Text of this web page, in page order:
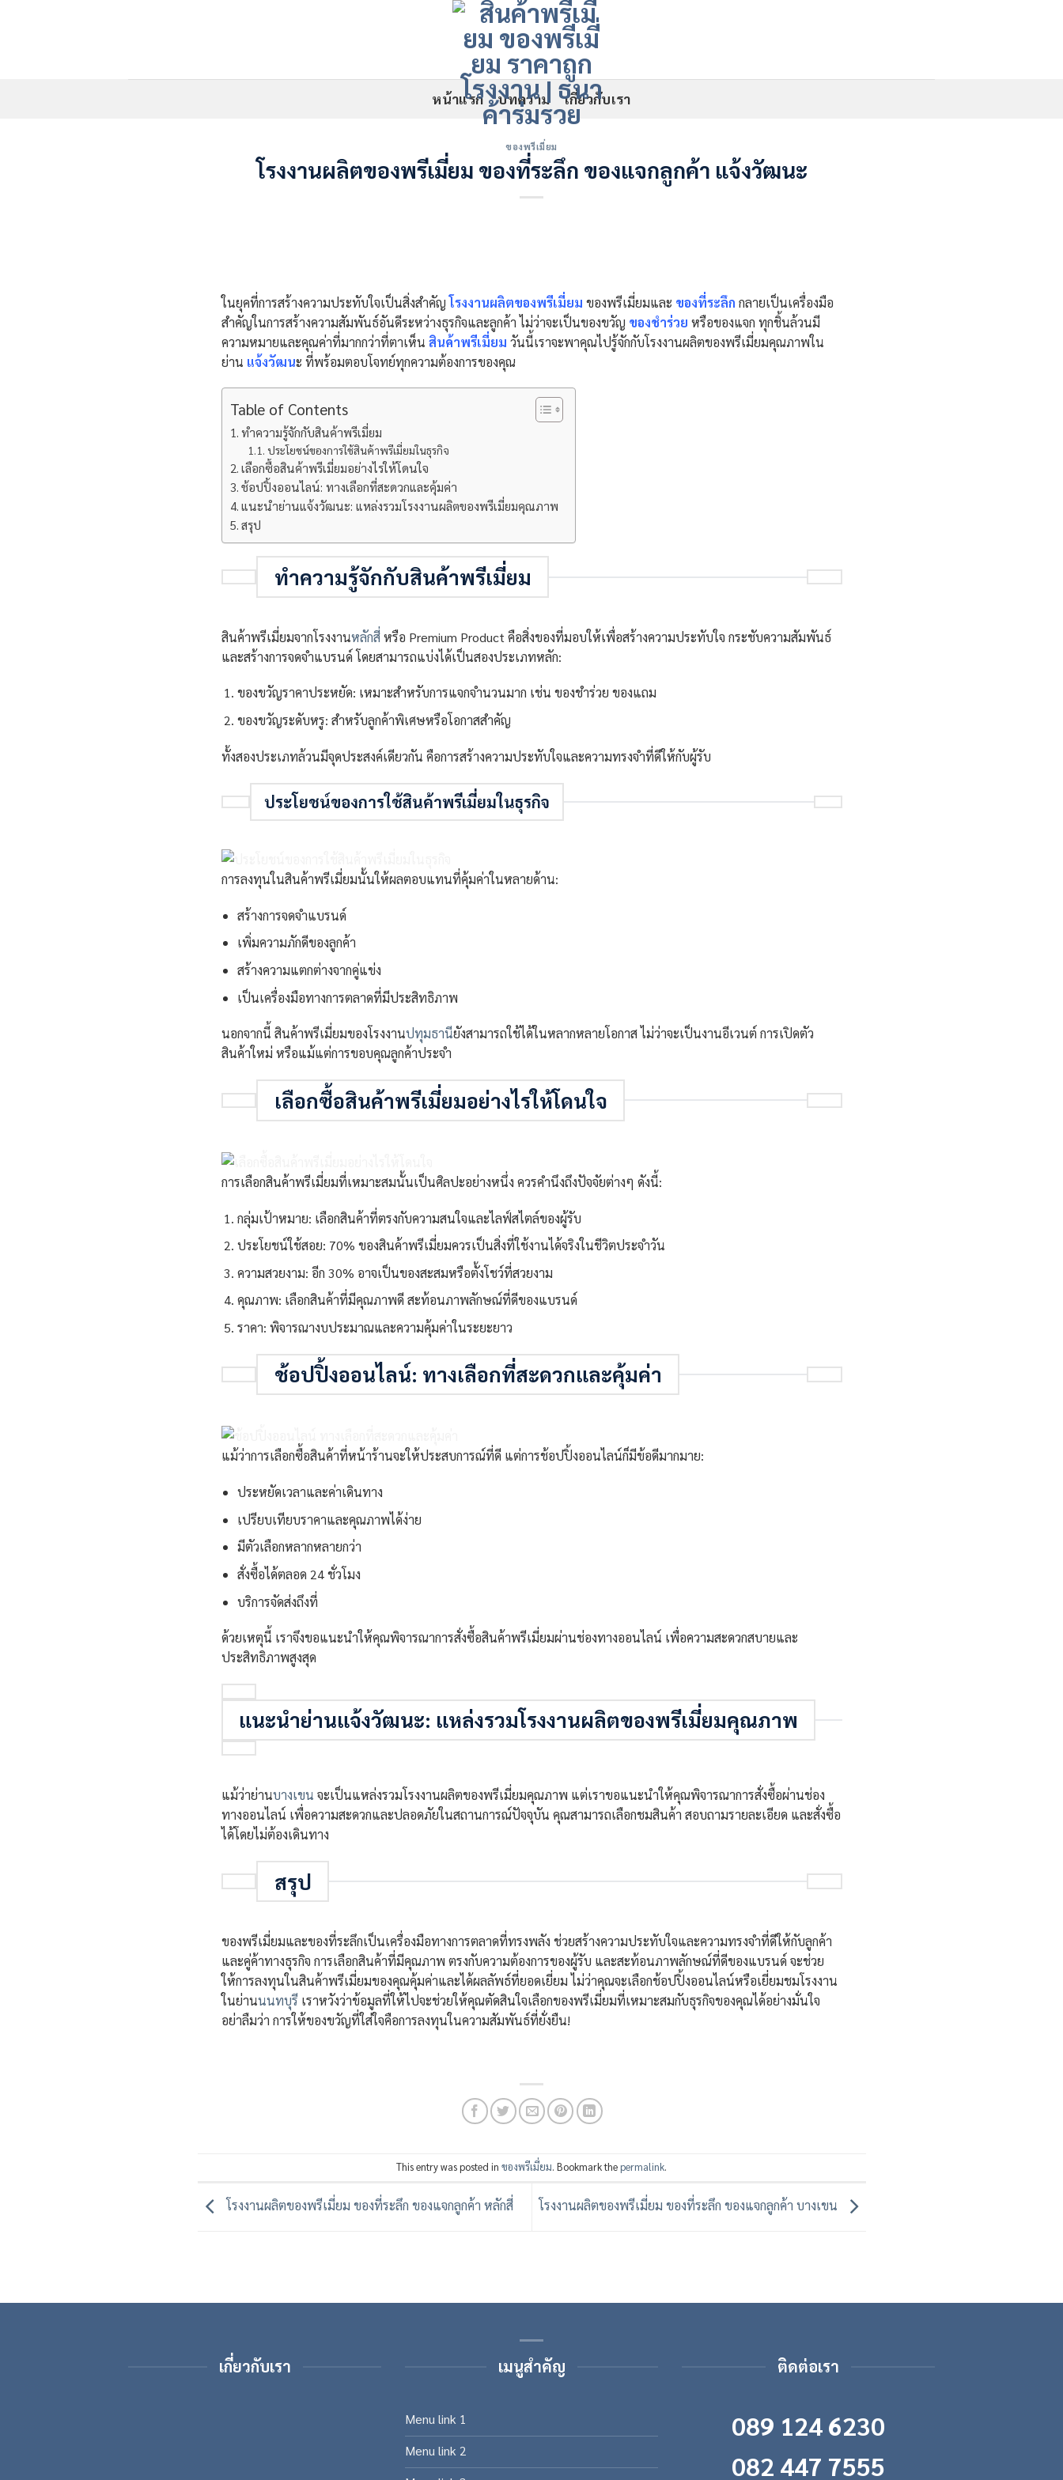
หน้าแรก บทความ เกี่ยวกับเรา
ของพรีเมี่ยม
โรงงานผลิตของพรีเมี่ยม ของที่ระลึก ของแจกลูกค้า แจ้งวัฒนะ
ในยุคที่การสร้างความประทับใจเป็นสิ่งสำคัญโรงงานผลิตของพรีเมี่ยม ของพรีเมี่ยมและ ของที่ระลึก กลายเป็นเครื่องมือ
สำคัญในการสร้างความสัมพันธ์อันดีระหว่างธุรกิจและลูกค้า ไม่ว่าจะเป็นของขวัญ ของชำร่วย หรือของแจก ทุกชิ้นล้วนมี
ความหมายและคุณค่าที่มากกว่าที่ตาเห็น สินค้าพรีเมี่ยม วันนี้เราจะพาคุณไปรู้จักกับโรงงานผลิตของพรีเมี่ยมคุณภาพใน
ย่าน แจ้งวัฒนะ ที่พร้อมตอบโจทย์ทุกความต้องการของคุณ
Table of Contents
ทำความรู้จักกับสินค้าพรีเมี่ยม
ประโยชน์ของการใช้สินค้าพรีเมี่ยมในธุรกิจ
เลือกซื้อสินค้าพรีเมี่ยมอย่างไรให้โดนใจ
ช้อปปิ้งออนไลน์: ทางเลือกที่สะดวกและคุ้มค่า
แนะนำย่านแจ้งวัฒนะ: แหล่งรวมโรงงานผลิตของพรีเมี่ยมคุณภาพ
สรุป
ทำความรู้จักกับสินค้าพรีเมี่ยม
สินค้าพรีเมี่ยมจากโรงงานหลักสี่หรือ Premium Product คือสิ่งของที่มอบให้เพื่อสร้างความประทับใจ กระชับความสัมพันธ์
และสร้างการจดจำแบรนด์ โดยสามารถแบ่งได้เป็นสองประเภทหลัก:
ของขวัญราคาประหยัด: เหมาะสำหรับการแจกจำนวนมาก เช่น ของชำร่วย ของแถม
ของขวัญระดับหรู: สำหรับลูกค้าพิเศษหรือโอกาสสำคัญ
ทั้งสองประเภทล้วนมีจุดประสงค์เดียวกัน คือการสร้างความประทับใจและความทรงจำที่ดีให้กับผู้รับ
ประโยชน์ของการใช้สินค้าพรีเมี่ยมในธุรกิจ
การลงทุนในสินค้าพรีเมี่ยมนั้นให้ผลตอบแทนที่คุ้มค่าในหลายด้าน:
สร้างการจดจำแบรนด์
เพิ่มความภักดีของลูกค้า
สร้างความแตกต่างจากคู่แข่ง
เป็นเครื่องมือทางการตลาดที่มีประสิทธิภาพ
นอกจากนี้ สินค้าพรีเมี่ยมของโรงงานปทุมธานียังสามารถใช้ได้ในหลากหลายโอกาส ไม่ว่าจะเป็นงานอีเวนต์ การเปิดตัว
สินค้าใหม่ หรือแม้แต่การขอบคุณลูกค้าประจำ
เลือกซื้อสินค้าพรีเมี่ยมอย่างไรให้โดนใจ
การเลือกสินค้าพรีเมี่ยมที่เหมาะสมนั้นเป็นศิลปะอย่างหนึ่ง ควรคำนึงถึงปัจจัยต่างๆ ดังนี้:
กลุ่มเป้าหมาย: เลือกสินค้าที่ตรงกับความสนใจและไลฟ์สไตล์ของผู้รับ
ประโยชน์ใช้สอย: 70% ของสินค้าพรีเมี่ยมควรเป็นสิ่งที่ใช้งานได้จริงในชีวิตประจำวัน
ความสวยงาม: อีก 30% อาจเป็นของสะสมหรือตั้งโชว์ที่สวยงาม
คุณภาพ: เลือกสินค้าที่มีคุณภาพดี สะท้อนภาพลักษณ์ที่ดีของแบรนด์
ราคา: พิจารณางบประมาณและความคุ้มค่าในระยะยาว
ช้อปปิ้งออนไลน์: ทางเลือกที่สะดวกและคุ้มค่า
แม้ว่าการเลือกซื้อสินค้าที่หน้าร้านจะให้ประสบการณ์ที่ดี แต่การช้อปปิ้งออนไลน์ก็มีข้อดีมากมาย:
ประหยัดเวลาและค่าเดินทาง
เปรียบเทียบราคาและคุณภาพได้ง่าย
มีตัวเลือกหลากหลายกว่า
สั่งซื้อได้ตลอด 24 ชั่วโมง
บริการจัดส่งถึงที่
ด้วยเหตุนี้ เราจึงขอแนะนำให้คุณพิจารณาการสั่งซื้อสินค้าพรีเมี่ยมผ่านช่องทางออนไลน์ เพื่อความสะดวกสบายและ
ประสิทธิภาพสูงสุด
แนะนำย่านแจ้งวัฒนะ: แหล่งรวมโรงงานผลิตของพรีเมี่ยมคุณภาพ
แม้ว่าย่านบางเขน จะเป็นแหล่งรวมโรงงานผลิตของพรีเมี่ยมคุณภาพ แต่เราขอแนะนำให้คุณพิจารณาการสั่งซื้อผ่านช่อง
ทางออนไลน์ เพื่อความสะดวกและปลอดภัยในสถานการณ์ปัจจุบัน คุณสามารถเลือกชมสินค้า สอบถามรายละเอียด และสั่งซื้อ
ได้โดยไม่ต้องเดินทาง
สรุป
ของพรีเมี่ยมและของที่ระลึกเป็นเครื่องมือทางการตลาดที่ทรงพลัง ช่วยสร้างความประทับใจและความทรงจำที่ดีให้กับลูกค้า
และคู่ค้าทางธุรกิจ การเลือกสินค้าที่มีคุณภาพ ตรงกับความต้องการของผู้รับ และสะท้อนภาพลักษณ์ที่ดีของแบรนด์ จะช่วย
ให้การลงทุนในสินค้าพรีเมี่ยมของคุณคุ้มค่าและได้ผลลัพธ์ที่ยอดเยี่ยม ไม่ว่าคุณจะเลือกช้อปปิ้งออนไลน์หรือเยี่ยมชมโรงงาน
ในย่านนนทบุรี เราหวังว่าข้อมูลที่ให้ไปจะช่วยให้คุณตัดสินใจเลือกของพรีเมี่ยมที่เหมาะสมกับธุรกิจของคุณได้อย่างมั่นใจ
อย่าลืมว่า การให้ของขวัญที่ใส่ใจคือการลงทุนในความสัมพันธ์ที่ยั่งยืน!
This entry was posted in ของพรีเมี่ยม. Bookmark thepermalink.
โรงงานผลิตของพรีเมี่ยม ของที่ระลึก ของแจกลูกค้า หลักสี่ โรงงานผลิตของพรีเมี่ยม ของที่ระลึก ของแจกลูกค้า บางเขน
เกี่ยวกับเรา เมนูสำคัญ
Menu link 1
Menu link 2
ติดต่อเรา
089 124 6230
082 447 7555